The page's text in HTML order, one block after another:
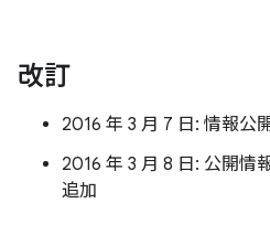
改訂
2016 年 3 月 7 日: 情報公
2016 年 3 月 8 日: 公開情
追加